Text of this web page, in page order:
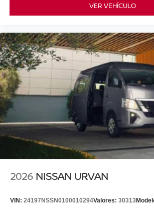
VER VEHÍCULO
2026 NISSAN URVAN
VIN: 24197NSSN0100010294Valores: 30313